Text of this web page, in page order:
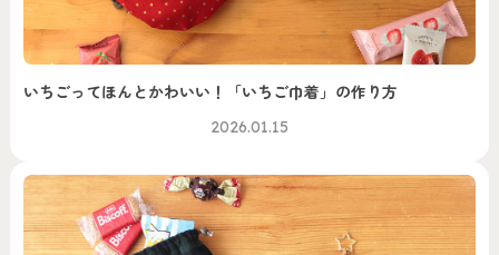
いちごってほんとかわいい！「いちご巾着」の作り方
2026.01.15